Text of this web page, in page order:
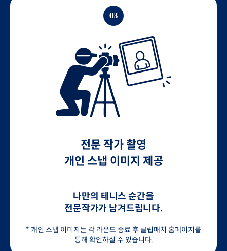
03
전문 작가 촬영
개인 스냅 이미지 제공
나만의 테니스 순간을
전문작가가 남겨드립니다.
* 개인 스냅 이미지는 각 라운드 종료 후 클럽매치 홈페이지를
통해 확인하실 수 있습니다.